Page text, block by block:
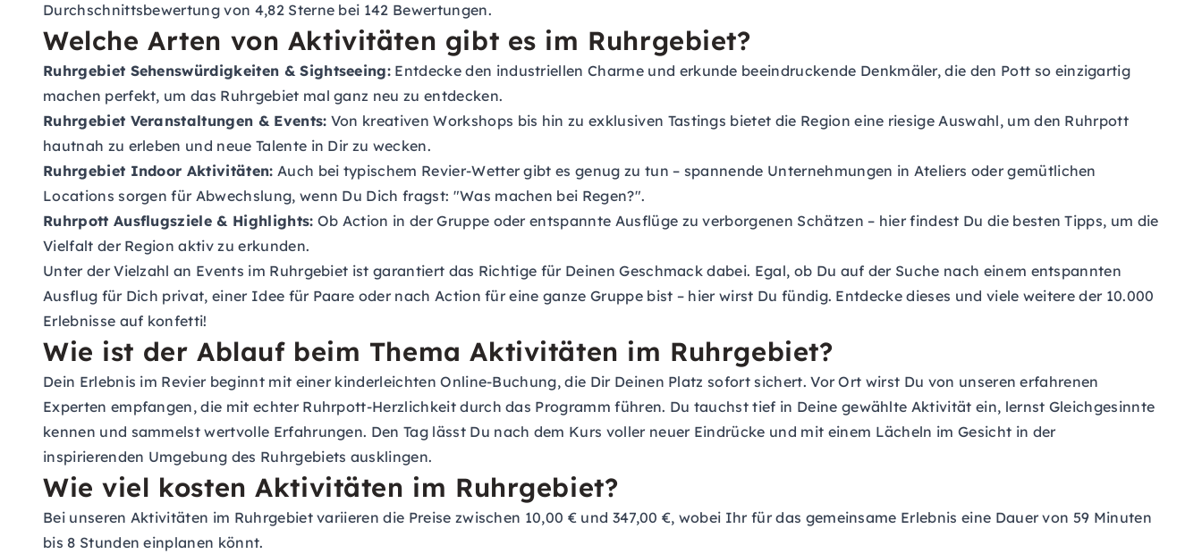
Durchschnittsbewertung von 4,82 Sterne bei 142 Bewertungen.
Welche Arten von Aktivitäten gibt es im Ruhrgebiet?
Ruhrgebiet Sehenswürdigkeiten & Sightseeing: Entdecke den industriellen Charme und erkunde beeindruckende Denkmäler, die den Pott so einzigartig
machen perfekt, um das Ruhrgebiet mal ganz neu zu entdecken.
Ruhrgebiet Veranstaltungen & Events: Von kreativen Workshops bis hin zu exklusiven Tastings bietet die Region eine riesige Auswahl, um den Ruhrpott
hautnah zu erleben und neue Talente in Dir zu wecken.
Ruhrgebiet Indoor Aktivitäten: Auch bei typischem Revier-Wetter gibt es genug zu tun – spannende Unternehmungen in Ateliers oder gemütlichen
Locations sorgen für Abwechslung, wenn Du Dich fragst: "Was machen bei Regen?".
Ruhrpott Ausflugsziele & Highlights: Ob Action in der Gruppe oder entspannte Ausflüge zu verborgenen Schätzen – hier findest Du die besten Tipps, um die
Vielfalt der Region aktiv zu erkunden.
Unter der Vielzahl an Events im Ruhrgebiet ist garantiert das Richtige für Deinen Geschmack dabei. Egal, ob Du auf der Suche nach einem entspannten
Ausflug für Dich privat, einer Idee für Paare oder nach Action für eine ganze Gruppe bist – hier wirst Du fündig. Entdecke dieses und viele weitere der 10.000
Erlebnisse auf konfetti!
Wie ist der Ablauf beim Thema Aktivitäten im Ruhrgebiet?
Dein Erlebnis im Revier beginnt mit einer kinderleichten Online-Buchung, die Dir Deinen Platz sofort sichert. Vor Ort wirst Du von unseren erfahrenen
Experten empfangen, die mit echter Ruhrpott-Herzlichkeit durch das Programm führen. Du tauchst tief in Deine gewählte Aktivität ein, lernst Gleichgesinnte
kennen und sammelst wertvolle Erfahrungen. Den Tag lässt Du nach dem Kurs voller neuer Eindrücke und mit einem Lächeln im Gesicht in der
inspirierenden Umgebung des Ruhrgebiets ausklingen.
Wie viel kosten Aktivitäten im Ruhrgebiet?
Bei unseren Aktivitäten im Ruhrgebiet variieren die Preise zwischen 10,00 € und 347,00 €, wobei Ihr für das gemeinsame Erlebnis eine Dauer von 59 Minuten
bis 8 Stunden einplanen könnt.